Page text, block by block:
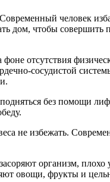
человек
дом, чтобы совершить
отсутствия
сосудистой
без помощи
не избежать.
организм, плохо
овощи, фрукты и